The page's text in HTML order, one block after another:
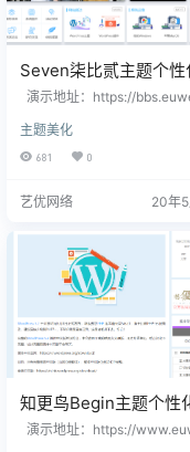
Seven柒比贰主题个性
制顶部菜单风格修改
演示地址：https://
位置; 2、修改了顶部导航字体
色； 3、添加了顶部公告导航
教程： 1、首先安装Seven
ntent\themes\child 3、找
e.css】文件，添加以下代码 …
主题美化
681 0
艺优网络 20年
知更鸟Begin主题个性
文章页以及评论界面样
演示地址：https://